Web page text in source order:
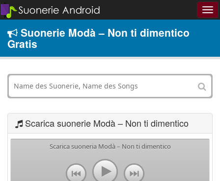
Suonerie Modà – Non ti dimentico
Gratis
Scarica suonerie Modà – Non ti dimentico
Scarica suoneria Modà – Non ti dimentico